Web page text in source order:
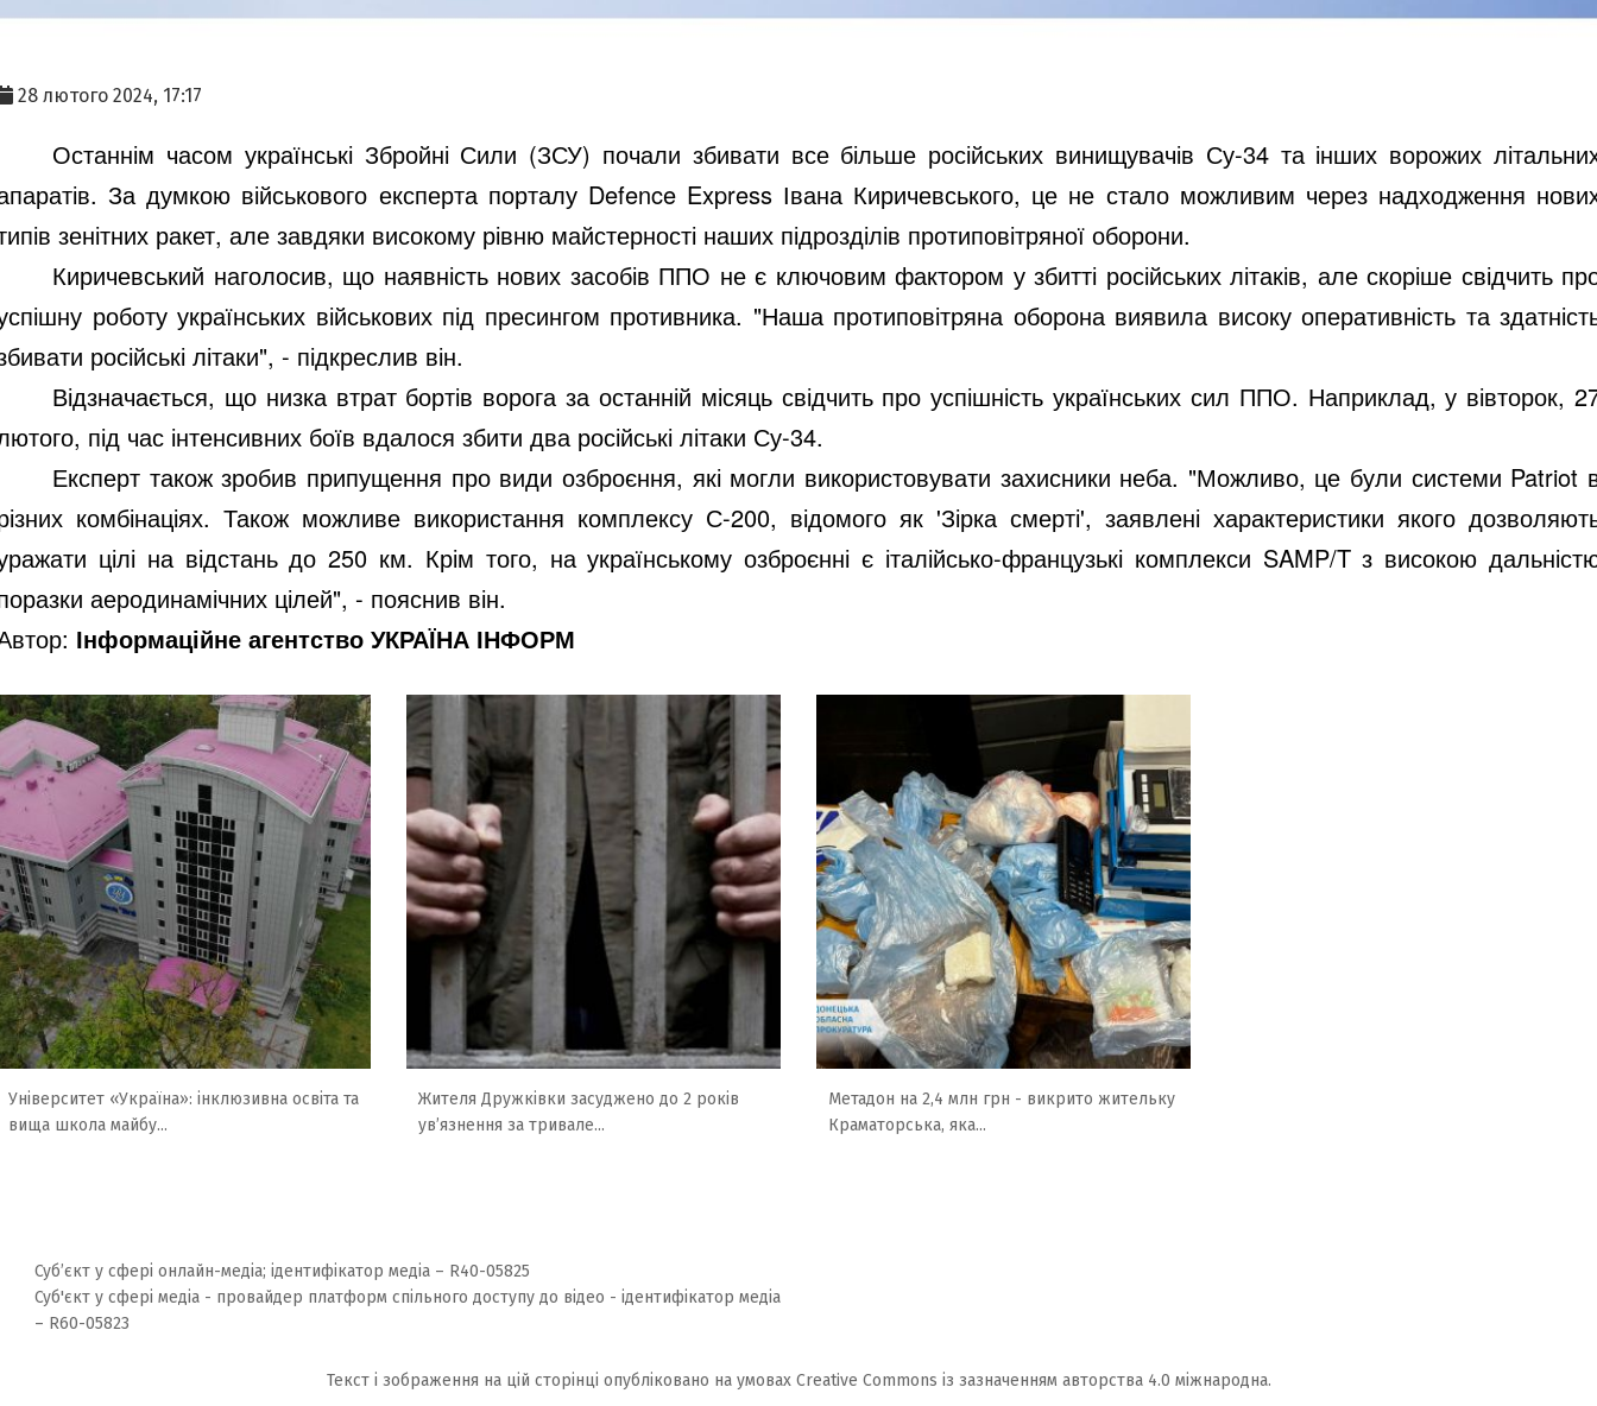
28 лютого 2024, 17:17
Останнім часом українські Збройні Сили (ЗСУ) почали збивати все більше російських винищувачів Су-34 та інших ворожих
За думкою військового експерта порталу Defence Express Івана Киричевського, це не стало можливим через надходження
зенітних ракет, але завдяки високому рівню майстерності наших підрозділів протиповітряної оборони.
Киричевський наголосив, що наявність нових засобів ППО не є ключовим фактором у збитті російських літаків, але скоріше свідчить
роботу українських військових під пресингом противника. "Наша протиповітряна оборона виявила високу оперативність та
російські літаки", - підкреслив він.
Відзначається, що низка втрат бортів ворога за останній місяць свідчить про успішність українських сил ППО. Наприклад, у вівторок,
під час інтенсивних боїв вдалося збити два російські літаки Су-34.
Експерт також зробив припущення про види озброєння, які могли використовувати захисники неба. "Можливо, це були системи Patriot
комбінаціях. Також можливе використання комплексу С-200, відомого як 'Зірка смерті', заявлені характеристики якого
цілі на відстань до 250 км. Крім того, на українському озброєнні є італійсько-французькі комплекси SAMP/T з високою
аеродинамічних цілей", - пояснив він.
Інформаційне агентство УКРАЇНА ІНФОРМ
Університет «Україна»: інклюзивна освіта та
вища школа майбу...
Жителя Дружківки засуджено до 2 років
ув’язнення за тривале...
Метадон на 2,4 млн грн - викрито жительку
Краматорська, яка...
Суб’єкт у сфері онлайн-медіа; ідентифікатор медіа – R40-05825
Суб'єкт у сфері медіа - провайдер платформ спільного доступу до відео - ідентифікатор медіа
– R60-05823
Текст і зображення на цій сторінці опубліковано на умовах Creative Commons із зазначенням авторства 4.0 міжнародна.